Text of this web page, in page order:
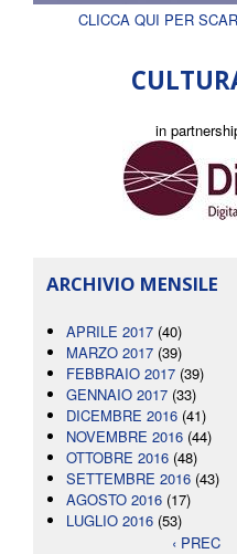
CLICCA QUI PER
in
ARCHIVIO MENSILE
APRILE 2017 (40)
MARZO 2017 (39)
FEBBRAIO 2017 (39)
GENNAIO 2017 (33)
DICEMBRE 2016 (41)
NOVEMBRE 2016 (44)
OTTOBRE 2016 (48)
SETTEMBRE 2016 (43)
AGOSTO 2016 (17)
LUGLIO 2016 (53)
‹ PREC